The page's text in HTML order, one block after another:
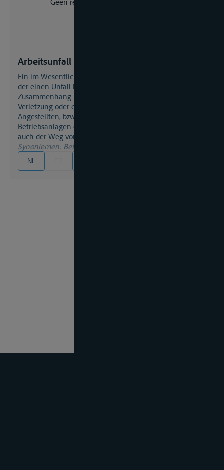
Arbeitsunfall
Ein im Wesentlichen versicherungstechnischer Begriff,
der einen Unfall bezeichnet, welcher in ursächlichem
Zusammenhang mit der Betriebstätigkeit steht und die
Verletzung oder den Tod eines Arbeiters oder
Angestellten, bzw. die Beschädigung oder Zerstörung von
Betriebsanlagen einschließt. Je nach Gesetzeslage kann
auch der Weg von und zur Arbeit als Arbeitsunfall gelten.
Synoniemen: Betriebsunfall
NL